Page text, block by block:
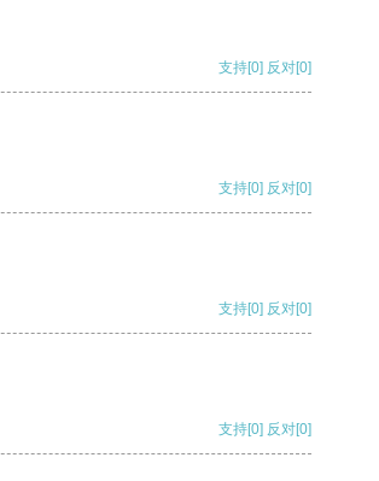
支持[0] 反对[0]
支持[0] 反对[0]
支持[0] 反对[0]
支持[0] 反对[0]